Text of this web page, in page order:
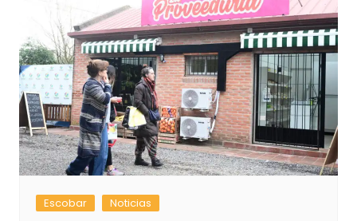
Escobar Noticias